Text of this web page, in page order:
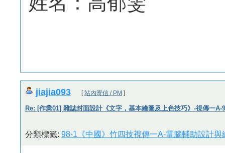
jiajia093 [站內寄信 / PM ]
Re: [作業01] 雜誌封面設計《文字，基本繪圖及上色技巧》-視傳一A-
分類標籤: 98-1《中國》竹四技視傳一A-電腦輔助設計與